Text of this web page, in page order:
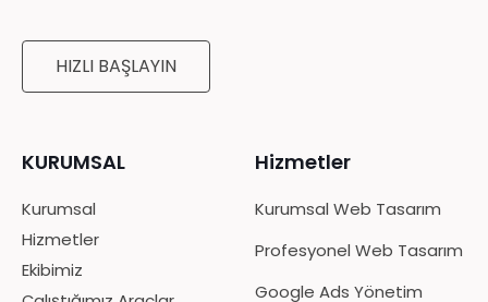
HIZLI BAŞLAYIN
KURUMSAL
Kurumsal
Hizmetler
Ekibimiz
Hizmetler
Kurumsal Web Tasarım
Profesyonel Web Tasarım
Google Ads Yönetim